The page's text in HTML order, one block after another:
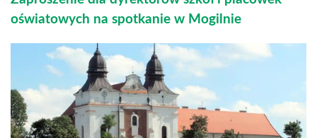
oświatowych na spotkanie w Mogilnie